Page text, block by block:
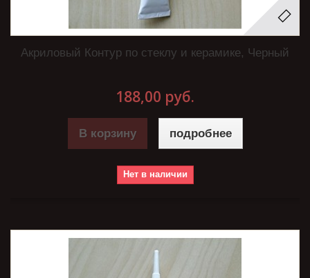
Акриловый Контур по стеклу и керамике, Черный
188,00 руб.
В корзину подробнее
Нет в наличии